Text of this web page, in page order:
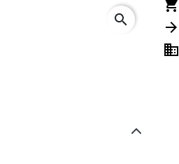
search


